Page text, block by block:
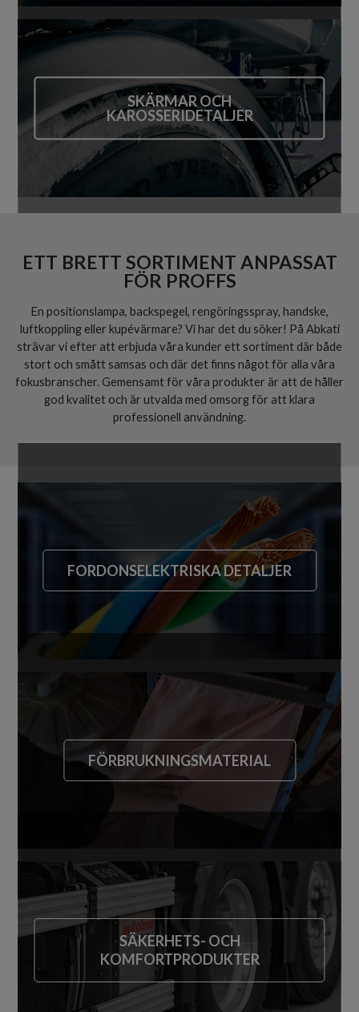
SKÄRMAR OCH
KAROSSERIDETALJER
ETT BRETT SORTIMENT ANPASSAT
FÖR PROFFS
En positionslampa, backspegel, rengöringsspray, handske,
luftkoppling eller kupévärmare? Vi har det du söker! På Abkati
strävar vi efter att erbjuda våra kunder ett sortiment där både
stort och smått samsas och där det finns något för alla våra
fokusbranscher. Gemensamt för våra produkter är att de håller
god kvalitet och är utvalda med omsorg för att klara
professionell användning.
FORDONSELEKTRISKA DETALJER
FÖRBRUKNINGSMATERIAL
SÄKERHETS- OCH
KOMFORTPRODUKTER